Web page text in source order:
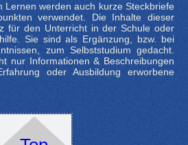
Lernen werden auch kurze Steckbriefe
verwendet. Die Inhalte dieser
für den Unterricht in der Schule oder
Sie sind als Ergänzung, bzw. bei
zum Selbststudium gedacht.
nur Informationen & Beschreibungen
oder Ausbildung erworbene